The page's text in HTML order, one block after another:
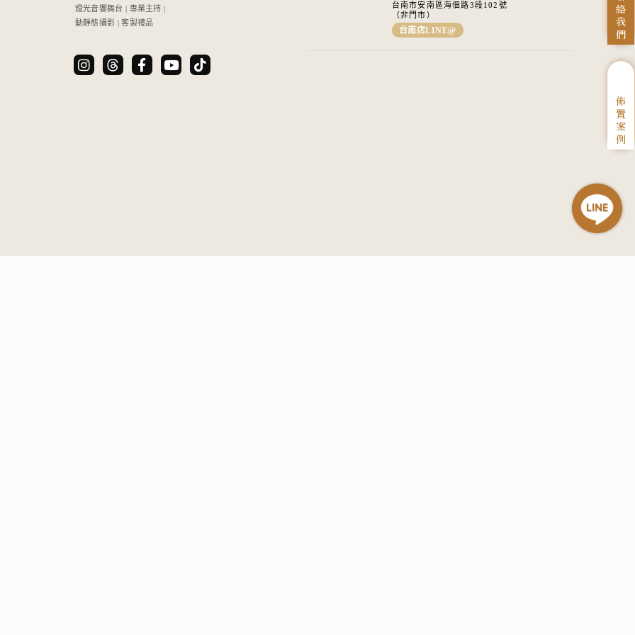
絡
我
們
佈
置
案
例
燈光音響舞台 | 專業主持 |
動靜態攝影 | 客製禮品
台南市安南區海佃路3段102號
（非門市）
台南店LINE@